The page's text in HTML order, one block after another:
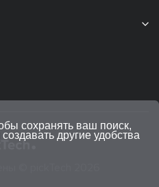
сохранять ваш поиск,
другие удобства